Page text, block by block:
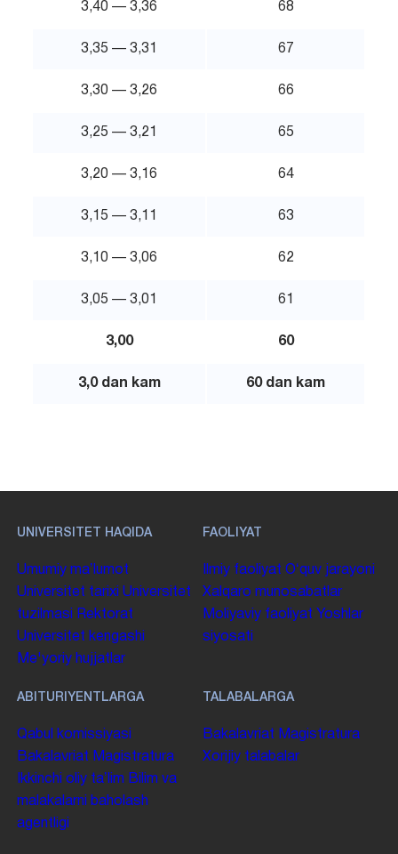
3,40 — 3,36 68
3,35 — 3,31 67
3,30 — 3,26 66
3,25 — 3,21 65
3,20 — 3,16 64
3,15 — 3,11 63
3,10 — 3,06 62
3,05 — 3,01 61
3,00 60
3,0 dan kam 60 dan kam
UNIVERSITET HAQIDA
Umumiy maʼlumot
Universitet tarixi Universitet
tuzilmasi
Rektorat
Universitet kengashi
Me'yoriy hujjatlar
FAOLIYAT
Ilmiy faoliyat Oʻquv jarayoni
Xalqaro munosabatlar
Moliyaviy faoliyat Yoshlar
siyosati
ABITURIYENTLARGA
Qabul komissiyasi
Bakalavriat Magistratura
Ikkinchi oliy taʼlim Bilim va
malakalarni baholash
agentligi
TALABALARGA
Bakalavriat Magistratura
Xorijiy talabalar